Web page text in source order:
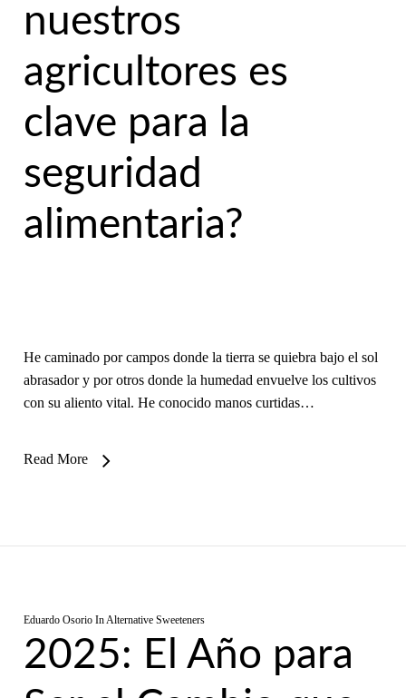
nuestros
agricultores es
clave para la
seguridad
alimentaria?
He caminado por campos donde la tierra se quiebra bajo el sol
abrasador y por otros donde la humedad envuelve los cultivos
con su aliento vital. He conocido manos curtidas…
Read More
Eduardo Osorio InAlternative Sweeteners
2025: El Año para